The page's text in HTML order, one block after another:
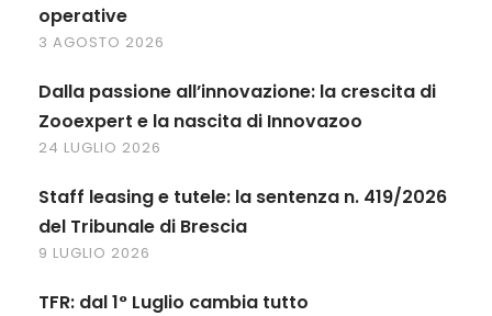
operative
3 AGOSTO 2026
Dalla passione all’innovazione: la crescita di
Zooexpert e la nascita di Innovazoo
24 LUGLIO 2026
Staff leasing e tutele: la sentenza n. 419/2026
del Tribunale di Brescia
9 LUGLIO 2026
TFR: dal 1° Luglio cambia tutto